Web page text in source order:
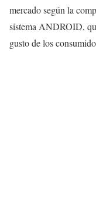
mercado según la
sistema ANDROID,
gusto de los